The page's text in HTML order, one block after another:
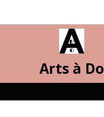
Arts à Do